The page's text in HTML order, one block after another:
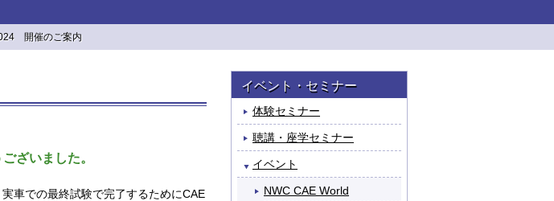
開催のご案内
ざいました。
車での最終試験で完了するためにCAE
イベント・セミナー
体験セミナー
聴講・座学セミナー
イベント
NWC CAE World